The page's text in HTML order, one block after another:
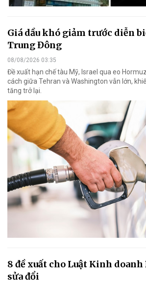
Giá dầu khó giảm trước diễn
Trung Đông
08/08/2026 03:35
Đề xuất hạn chế tàu Mỹ, Israel qua eo
cách giữa Tehran và Washington vẫn lớn,
tăng trở lại.
8 đề xuất cho Luật Kinh doanh
sửa đổi